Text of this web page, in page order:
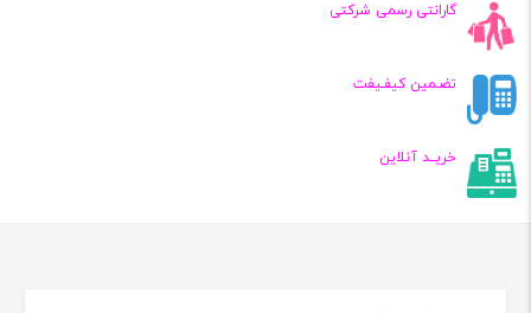
گارانتی رسمی شرکتی
تضـمین کیفـیفت
خریــد آنلاین